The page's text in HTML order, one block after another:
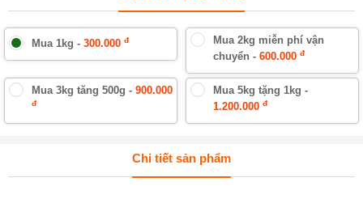
Mua 1kg - 300.000 đ
Mua 2kg miễn phí vận
chuyển - 600.000 đ
Mua 3kg tăng 500g - 900.000
đ
Mua 5kg tặng 1kg -
1.200.000 đ
Chi tiết sản phẩm